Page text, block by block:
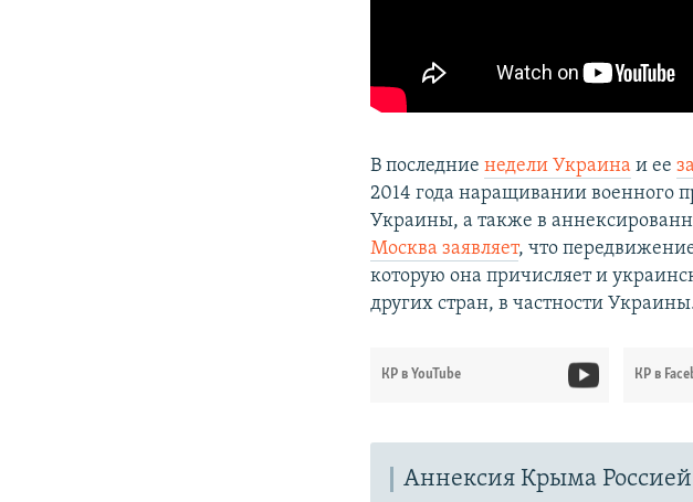
В последниенедели Украина и ее
2014 года наращивании военного
Украины, а также в
Москва заявляет, что
которую она причисляет и
других стран, в частности
КР в YouTube КР в
Аннексия Крыма Россией